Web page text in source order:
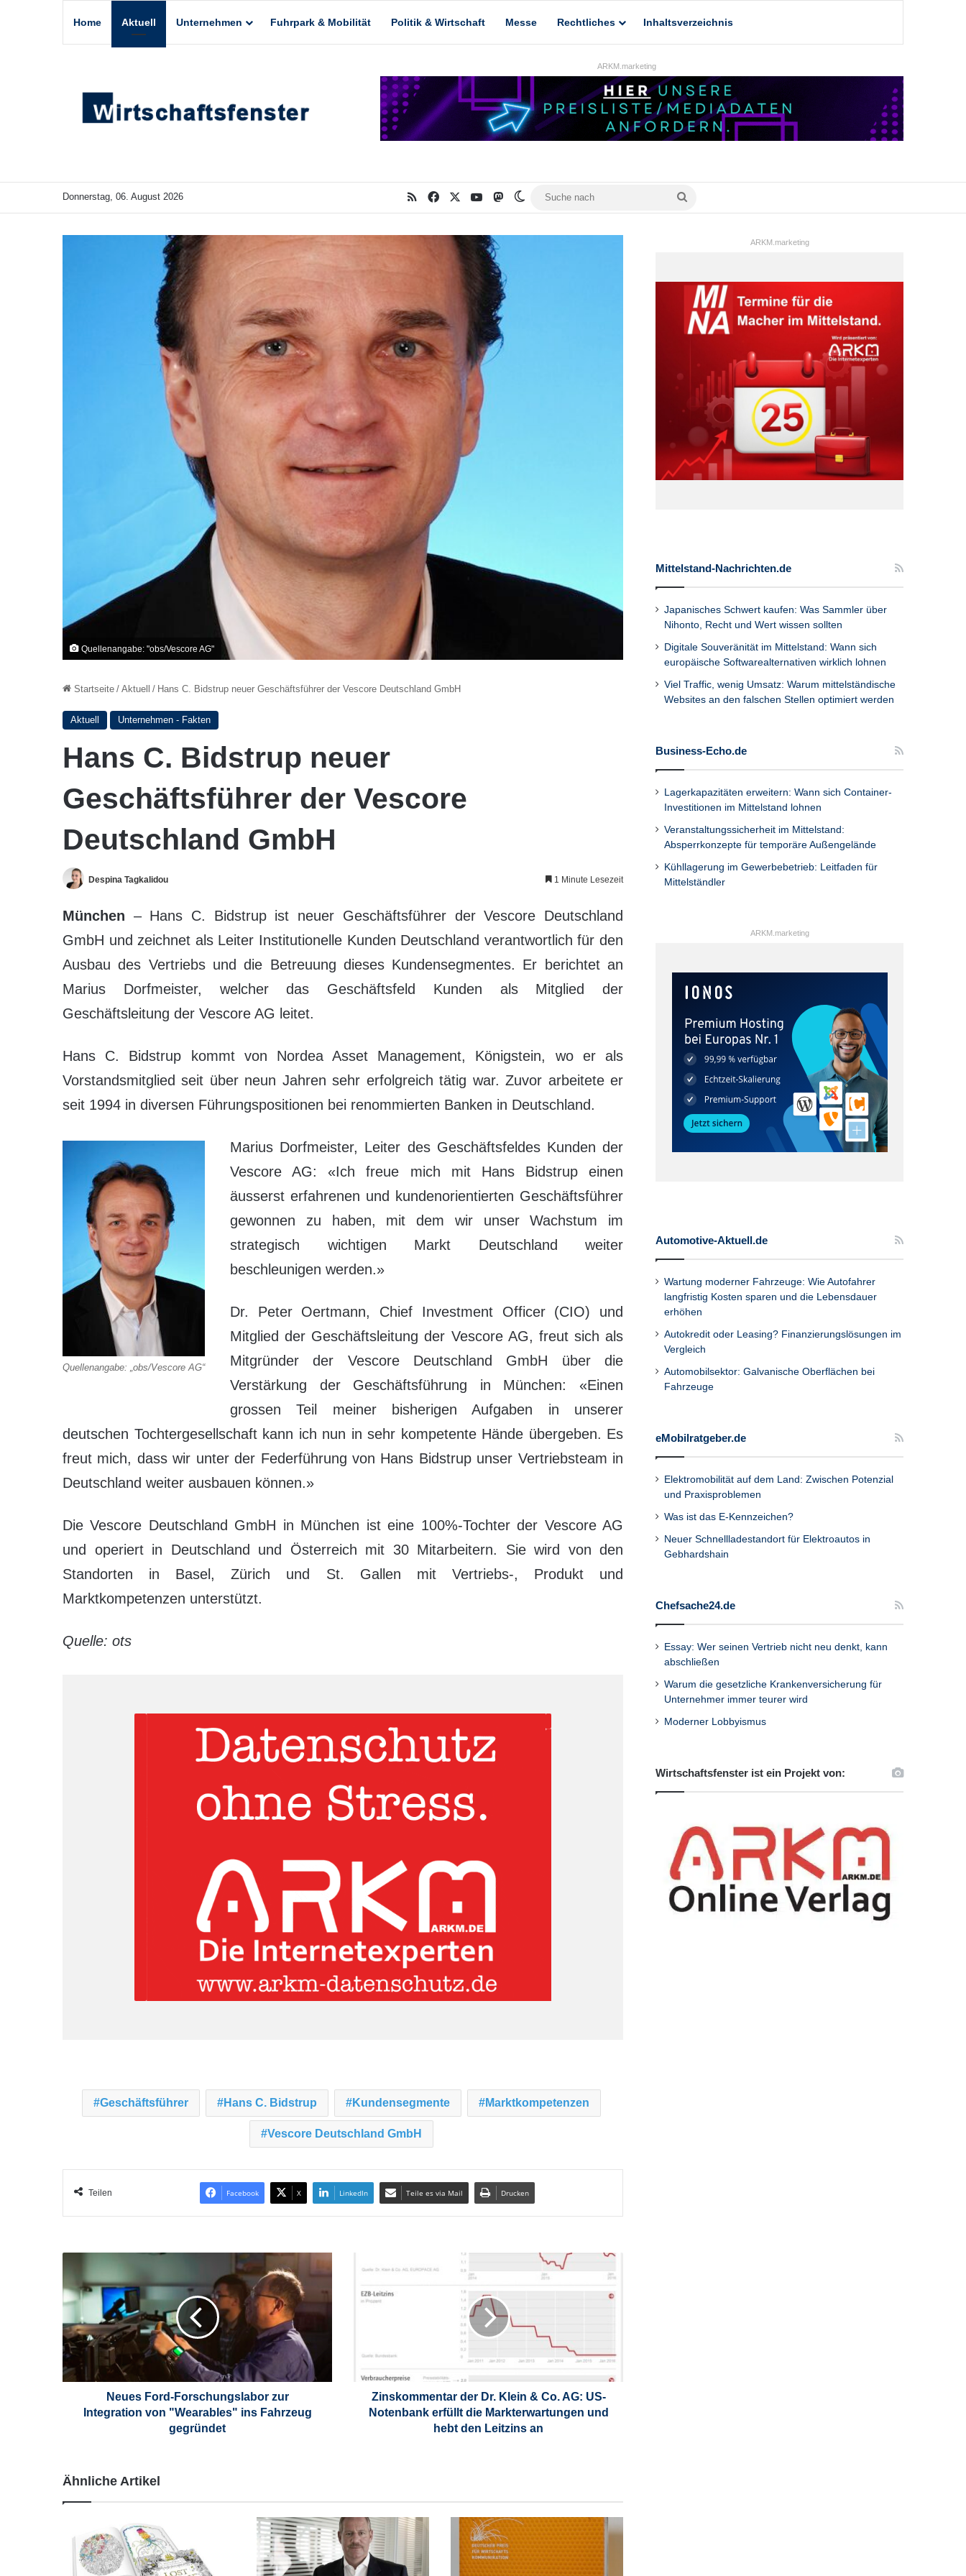
Home Aktuell Unternehmen Fuhrpark & Mobilität Politik & Wirtschaft Messe Rechtliches Inhaltsverzeichnis
ARKM.marketing
Donnerstag, 06. August 2026 RSS Facebook YouTubeMastodonSkin umschalten
Quellenangabe: "obs/Vescore AG"
Startseite / Aktuell / Hans C. Bidstrup neuer Geschäftsführer der Vescore Deutschland GmbH
Aktuell Unternehmen - Fakten
Hans C. Bidstrup neuer
Geschäftsführer der Vescore
Deutschland GmbH
Despina Tagkalidou 1 Minute Lesezeit
München – Hans C. Bidstrup ist neuer Geschäftsführer der Vescore Deutschland
GmbH und zeichnet als Leiter Institutionelle Kunden Deutschland verantwortlich für den
Ausbau des Vertriebs und die Betreuung dieses Kundensegmentes. Er berichtet an
Marius Dorfmeister, welcher das Geschäftsfeld Kunden als Mitglied der
Geschäftsleitung der Vescore AG leitet.
Hans C. Bidstrup kommt von Nordea Asset Management, Königstein, wo er als
Vorstandsmitglied seit über neun Jahren sehr erfolgreich tätig war. Zuvor arbeitete er
seit 1994 in diversen Führungspositionen bei renommierten Banken in Deutschland.
Quellenangabe: „obs/Vescore AG“
Marius Dorfmeister, Leiter des Geschäftsfeldes Kunden der
Vescore AG: «Ich freue mich mit Hans Bidstrup einen
äusserst erfahrenen und kundenorientierten Geschäftsführer
gewonnen zu haben, mit dem wir unser Wachstum im
strategisch wichtigen Markt Deutschland weiter
beschleunigen werden.»
Dr. Peter Oertmann, Chief Investment Officer (CIO) und
Mitglied der Geschäftsleitung der Vescore AG, freut sich als
Mitgründer der Vescore Deutschland GmbH über die
Verstärkung der Geschäftsführung in München: «Einen
grossen Teil meiner bisherigen Aufgaben in unserer
deutschen Tochtergesellschaft kann ich nun in sehr kompetente Hände übergeben. Es
freut mich, dass wir unter der Federführung von Hans Bidstrup unser Vertriebsteam in
Deutschland weiter ausbauen können.»
Die Vescore Deutschland GmbH in München ist eine 100%-Tochter der Vescore AG
und operiert in Deutschland und Österreich mit 30 Mitarbeitern. Sie wird von den
Standorten in Basel, Zürich und St. Gallen mit Vertriebs-, Produkt und
Marktkompetenzen unterstützt.
Quelle: ots
Geschäftsführer Hans C. Bidstrup Kundensegmente Marktkompetenzen
Vescore Deutschland GmbH
Teilen Facebook X LinkedIn Teile es via Mail Drucken
u
e
s
F
o
r
d
h
u
Neues Ford-Forschungslabor zur
Integration von "Wearables" ins Fahrzeug
gegründet
D
r
.
K
l
Zinskommentar der Dr. Klein & Co. AG: US-
Notenbank erfüllt die Markterwartungen und
hebt den Leitzins an
Ähnliche Artikel
ARKM.marketing
Mittelstand-Nachrichten.de
Japanisches Schwert kaufen: Was Sammler über
Nihonto, Recht und Wert wissen sollten
Digitale Souveränität im Mittelstand: Wann sich
europäische Softwarealternativen wirklich lohnen
Viel Traffic, wenig Umsatz: Warum mittelständische
Websites an den falschen Stellen optimiert werden
Business-Echo.de
Lagerkapazitäten erweitern: Wann sich Container-
Investitionen im Mittelstand lohnen
Veranstaltungssicherheit im Mittelstand:
Absperrkonzepte für temporäre Außengelände
Kühllagerung im Gewerbebetrieb: Leitfaden für
Mittelständler
ARKM.marketing
Automotive-Aktuell.de
Wartung moderner Fahrzeuge: Wie Autofahrer
langfristig Kosten sparen und die Lebensdauer
erhöhen
Autokredit oder Leasing? Finanzierungslösungen im
Vergleich
Automobilsektor: Galvanische Oberflächen bei
Fahrzeuge
eMobilratgeber.de
Elektromobilität auf dem Land: Zwischen Potenzial
und Praxisproblemen
Was ist das E-Kennzeichen?
Neuer Schnellladestandort für Elektroautos in
Gebhardshain
Chefsache24.de
Essay: Wer seinen Vertrieb nicht neu denkt, kann
abschließen
Warum die gesetzliche Krankenversicherung für
Unternehmer immer teurer wird
Moderner Lobbyismus
Wirtschaftsfenster ist ein Projekt von: